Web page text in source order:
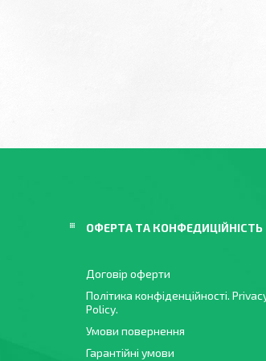
ОФЕРТА ТА КОНФЕДИЦІЙНІСТЬ
Договір оферти
Політика конфіденційності.
Policy.
Умови повернення
Гарантійні умови